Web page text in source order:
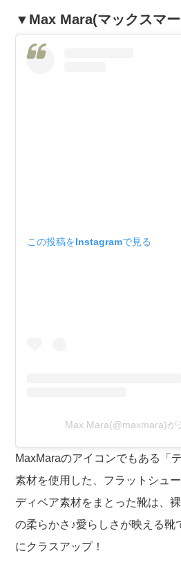
▼Max Mara(マックスマ
この投稿をInstagramで見る
Max Mara(@maxmara)が
MaxMaraのアイコンでもある「
素材を使用した、フラットシュ
ディベア素材をまとった靴は、
の柔らかさ♪愛らしさが映える靴
にクラスアップ！